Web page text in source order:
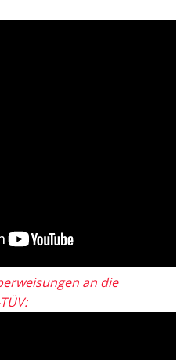
an die